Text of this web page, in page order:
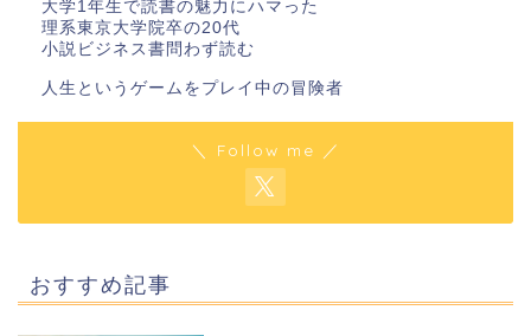
大学1年生で読書の魅力にハマった
理系東京大学院卒の20代
小説ビジネス書問わず読む
人生というゲームをプレイ中の冒険者
＼ Follow me ／
おすすめ記事